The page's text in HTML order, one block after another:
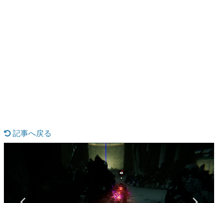
具体的な形から解き明かしていく、硬派で骨太な評論連載
ゲームが変えた日本語
「経験値」「裏技」「ラスボス」… ゲームにまつわる言葉
の起源や用法の変遷を、コンピューター文化史研究家・タ
イニーP氏が徹底調査。
記事へ戻る